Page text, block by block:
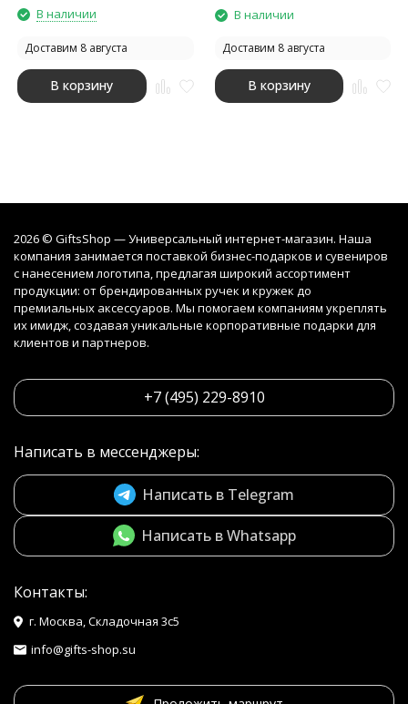
В наличии
Доставим 8 августа
В корзину
В наличии
Доставим 8 августа
В корзину
2026 © GiftsShop — Универсальный интернет-магазин. Наша
компания занимается поставкой бизнес-подарков и сувениров
с нанесением логотипа, предлагая широкий ассортимент
продукции: от брендированных ручек и кружек до
премиальных аксессуаров. Мы помогаем компаниям укреплять
их имидж, создавая уникальные корпоративные подарки для
клиентов и партнеров.
+7 (495) 229-8910
Написать в мессенджеры:
Написать в Telegram
Написать в Whatsapp
Контакты:
г. Москва, Складочная 3с5
info@gifts-shop.su